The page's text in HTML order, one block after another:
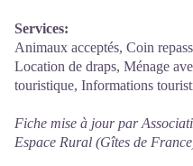
Services:
Animaux acceptés, Coin
Location de draps, Ménage
touristique, Informations
Fiche mise à jour par
Espace Rural (Gîtes de